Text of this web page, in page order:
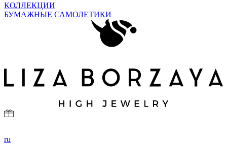
КОЛЛЕКЦИИ
БУМАЖНЫЕ САМОЛЕТИКИ
ru